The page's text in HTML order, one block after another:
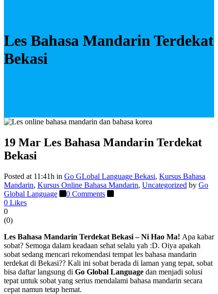
Les Bahasa Mandarin Terdekat
Bekasi
19 Mar Les Bahasa Mandarin Terdekat
Bekasi
Posted at 11:41h in Go GLobal Language Bekasi, Kursus Bahasa
Mandarin, Kursus Online Bahasa Mandarin, Uncategorized by Go
Global Language
0 Comments
0 Likes
0
(0)
Les Bahasa Mandarin Terdekat Bekasi – Ni Hao Ma! Apa kabar
sobat? Semoga dalam keadaan sehat selalu yah :D. Oiya apakah
sobat sedang mencari rekomendasi tempat les bahasa mandarin
terdekat di Bekasi?? Kali ini sobat berada di laman yang tepat, sobat
bisa daftar langsung di Go Global Language dan menjadi solusi
tepat untuk sobat yang serius mendalami bahasa mandarin secara
cepat namun tetap hemat.